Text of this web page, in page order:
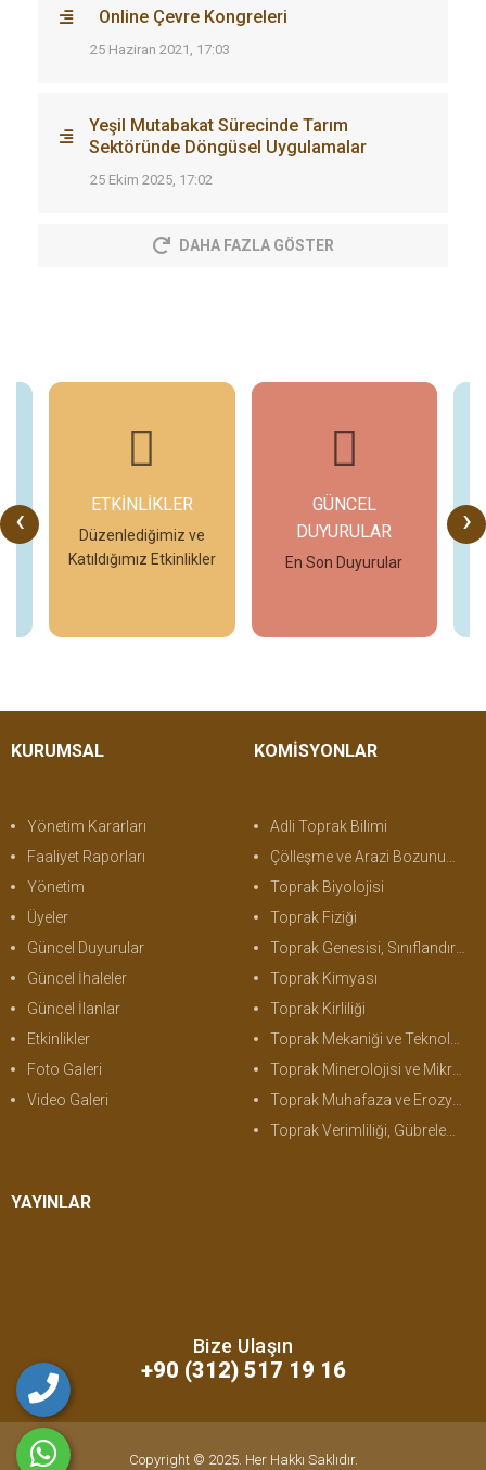
Online Çevre Kongreleri
25 Haziran 2021, 17:03
Yeşil Mutabakat Sürecinde Tarım
Sektöründe Döngüsel Uygulamalar
25 Ekim 2025, 17:02
DAHA FAZLA GÖSTER
‹ ›
ETKİNLİKLER
Düzenlediğimiz ve
Katıldığımız Etkinlikler
GÜNCEL
DUYURULAR
En Son Duyurular
KURUMSAL
Yönetim Kararları
Faaliyet Raporları
Yönetim
Üyeler
Güncel Duyurular
Güncel İhaleler
Güncel İlanlar
Etkinlikler
Foto Galeri
Video Galeri
KOMİSYONLAR
Adli Toprak Bilimi
Çölleşme ve Arazi Bozunumu
Toprak Biyolojisi
Toprak Fiziği
Toprak Genesisi, Sınıflandırma ve Haritalama
Toprak Kimyası
Toprak Kirliliği
Toprak Mekaniği ve Teknolojisi
Toprak Minerolojisi ve Mikromorfolojisi
Toprak Muhafaza ve Erozyon
Toprak Verimliliği, Gübreleme ve Bitki Besleme
YAYINLAR
Bize Ulaşın
+90 (312) 517 19 16
Copyright © 2025. Her Hakkı Saklıdır.